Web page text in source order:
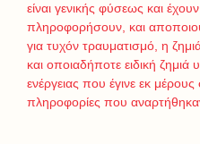
είναι γενικής φύσεως και
πληροφορήσουν, και
για τυχόν τραυματισμό, η
και οποιαδήποτε ειδική
ενέργειας που έγινε εκ
πληροφορίες που